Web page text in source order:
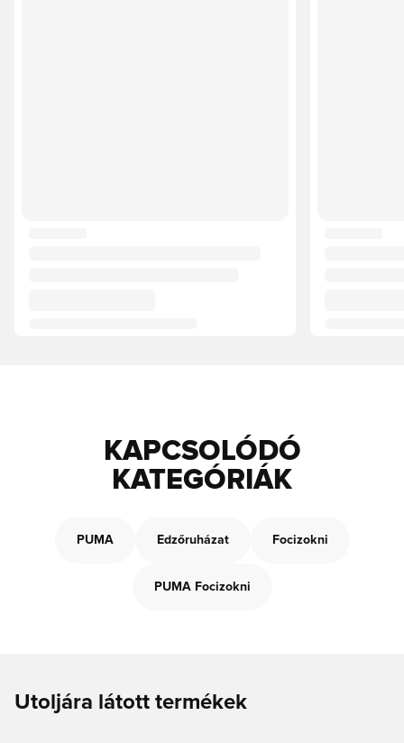
KAPCSOLÓDÓ
KATEGÓRIÁK
PUMA Edzőruházat Focizokni
PUMA Focizokni
Utoljára látott termékek